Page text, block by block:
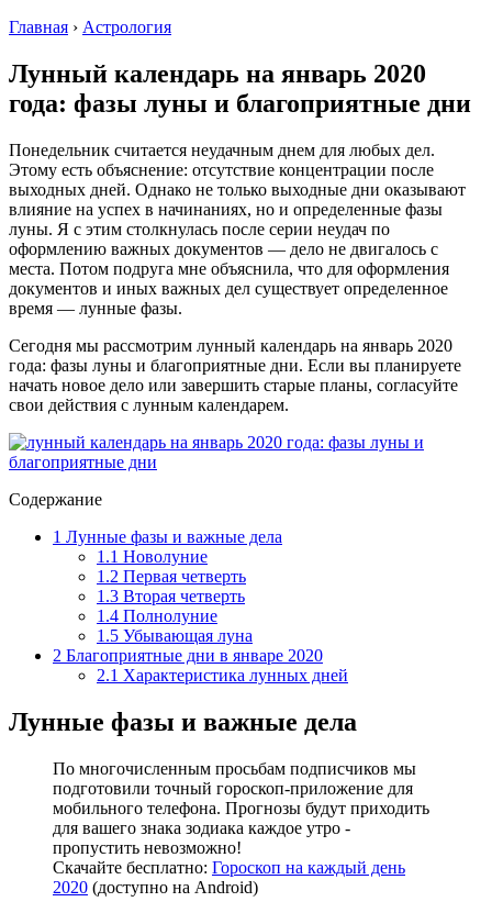
Главная › Астрология
Лунный календарь на январь 2020
года: фазы луны и благоприятные дни
Понедельник считается неудачным днем для любых дел.
Этому есть объяснение: отсутствие концентрации после
выходных дней. Однако не только выходные дни оказывают
влияние на успех в начинаниях, но и определенные фазы
луны. Я с этим столкнулась после серии неудач по
оформлению важных документов — дело не двигалось с
места. Потом подруга мне объяснила, что для оформления
документов и иных важных дел существует определенное
время — лунные фазы.
Сегодня мы рассмотрим лунный календарь на январь 2020
года: фазы луны и благоприятные дни. Если вы планируете
начать новое дело или завершить старые планы, согласуйте
свои действия с лунным календарем.
Содержание
1 Лунные фазы и важные дела
1.1 Новолуние
1.2 Первая четверть
1.3 Вторая четверть
1.4 Полнолуние
1.5 Убывающая луна
2 Благоприятные дни в январе 2020
2.1 Характеристика лунных дней
Лунные фазы и важные дела
По многочисленным просьбам подписчиков мы
подготовили точный гороскоп-приложение для
мобильного телефона. Прогнозы будут приходить
для вашего знака зодиака каждое утро -
пропустить невозможно!
Скачайте бесплатно: Гороскоп на каждый день
2020 (доступно на Android)